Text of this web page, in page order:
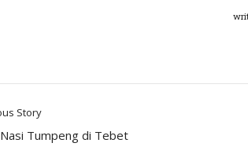
Story
Tumpeng di Tebet